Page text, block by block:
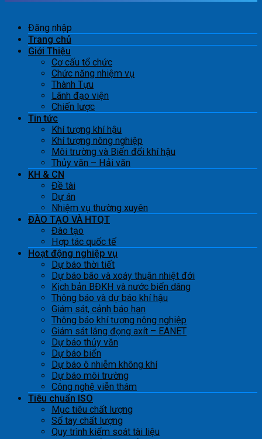
Đăng nhập
Trang chủ
Giới Thiệu
Cơ cấu tổ chức
Chức năng nhiệm vụ
Thành Tựu
Lãnh đạo viện
Chiến lược
Tin tức
Khí tượng khí hậu
Khí tượng nông nghiệp
Môi trường và Biến đổi khí hậu
Thủy văn – Hải văn
KH & CN
Đề tài
Dự án
Nhiệm vụ thường xuyên
ĐÀO TẠO VÀ HTQT
Đào tạo
Hợp tác quốc tế
Hoạt động nghiệp vụ
Dự báo thời tiết
Dự báo bão và xoáy thuận nhiệt đới
Kịch bản BĐKH và nước biển dâng
Thông báo và dự báo khí hậu
Giám sát, cảnh báo hạn
Thông báo khí tượng nông nghiệp
Giám sát lắng đọng axít – EANET
Dự báo thủy văn
Dự báo biển
Dự báo ô nhiễm không khí
Dự báo môi trường
Công nghệ viễn thám
Tiêu chuẩn ISO
Mục tiêu chất lượng
Sổ tay chất lượng
Quy trình kiểm soát tài liệu